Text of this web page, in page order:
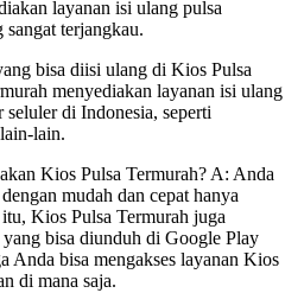
layanan isi ulang pulsa
terjangkau.
bisa diisi ulang di Kios Pulsa
menyediakan layanan isi ulang
di Indonesia, seperti
lain.
Kios Pulsa Termurah? A: Anda
mudah dan cepat hanya
Kios Pulsa Termurah juga
bisa diunduh di Google Play
Anda bisa mengakses layanan Kios
di mana saja.